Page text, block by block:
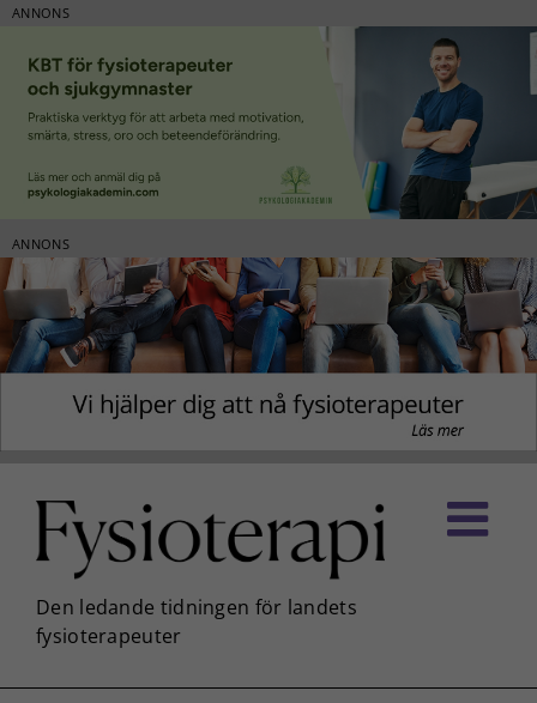
ANNONS
ANNONS
innehållet